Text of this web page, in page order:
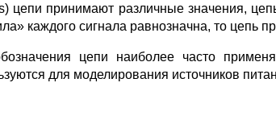
цепи принимают различные значения,
каждого сигнала равнозначна, то цепь
цепи наиболее часто
для моделирования источников